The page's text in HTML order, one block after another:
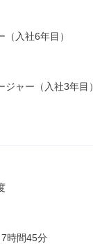
（入社6年目）
ジャー（入社3年目）
時間45分